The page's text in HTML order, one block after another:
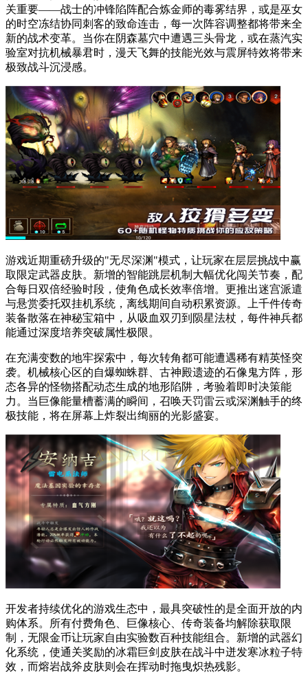
关重要——战士的冲锋陷阵配合炼金师的毒雾结界，或是巫女
的时空冻结协同刺客的致命连击，每一次阵容调整都将带来全
新的战术变革。当你在阴森墓穴中遭遇三头骨龙，或在蒸汽实
验室对抗机械暴君时，漫天飞舞的技能光效与震屏特效将带来
极致战斗沉浸感。
游戏近期重磅升级的"无尽深渊"模式，让玩家在层层挑战中赢
取限定武器皮肤。新增的智能跳层机制大幅优化闯关节奏，配
合每日双倍经验时段，使角色成长效率倍增。更推出迷宫派遣
与悬赏委托双挂机系统，离线期间自动积累资源。上千件传奇
装备散落在神秘宝箱中，从吸血双刃到陨星法杖，每件神兵都
能通过深度培养突破属性极限。
在充满变数的地牢探索中，每次转角都可能遭遇稀有精英怪突
袭。机械核心区的自爆蜘蛛群、古神殿遗迹的石像鬼方阵，形
态各异的怪物搭配动态生成的地形陷阱，考验着即时决策能
力。当巨像能量槽蓄满的瞬间，召唤天罚雷云或深渊触手的终
极技能，将在屏幕上炸裂出绚丽的光影盛宴。
开发者持续优化的游戏生态中，最具突破性的是全面开放的内
购体系。所有付费角色、巨像核心、传奇装备均解除获取限
制，无限金币让玩家自由实验数百种技能组合。新增的武器幻
化系统，使通关奖励的冰霜巨剑皮肤在战斗中迸发寒冰粒子特
效，而熔岩战斧皮肤则会在挥动时拖曳炽热残影。